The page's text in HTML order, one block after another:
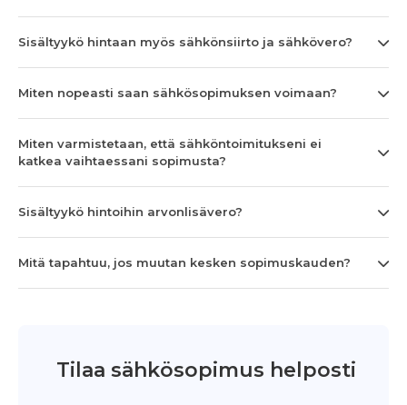
Sisältyykö hintaan myös sähkönsiirto ja sähkövero?
Miten nopeasti saan sähkösopimuksen voimaan?
Miten varmistetaan, että sähköntoimitukseni ei
katkea vaihtaessani sopimusta?
Sisältyykö hintoihin arvonlisävero?
Mitä tapahtuu, jos muutan kesken sopimuskauden?
Tilaa sähkösopimus helposti